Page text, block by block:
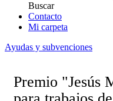
Buscar
Contacto
Mi carpeta
Ayudas y subvenciones
Premio "Jesús